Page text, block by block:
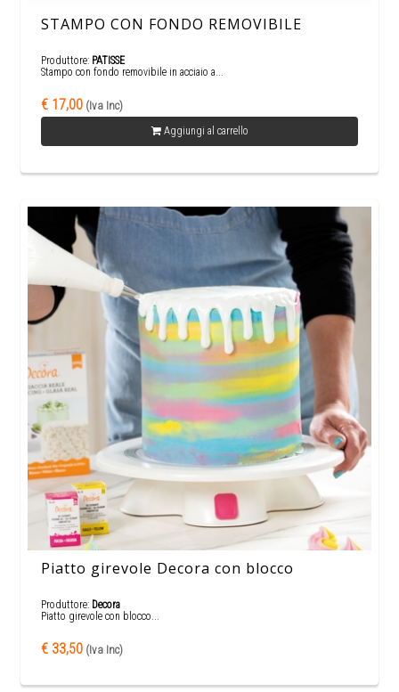
STAMPO CON FONDO REMOVIBILE
Produttore: PATISSE
Stampo con fondo removibile in acciaio a...
€ 17,00 (Iva Inc)
Aggiungi al carrello
Piatto girevole Decora con blocco
Produttore: Decora
Piatto girevole con blocco...
€ 33,50 (Iva Inc)